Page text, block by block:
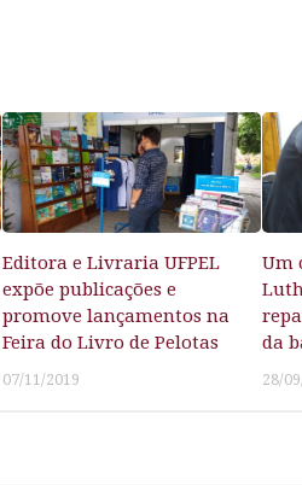
Editora e Livraria UFPEL
expõe publicações e
promove lançamentos na
Feira do Livro de Pelotas
07/11/2019
Um
da
28/